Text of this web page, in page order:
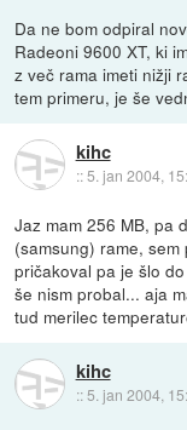
Da ne bom odpiral
Radeoni 9600 XT, ki
z več rama imeti nižji
tem primeru, je še
kihc
::5. jan 2004,
Jaz mam 256 MB, pa
(samsung) rame,
pričakoval pa je šlo
še nism probal... aja
tud merilec
kihc
:: 5. jan 2004,